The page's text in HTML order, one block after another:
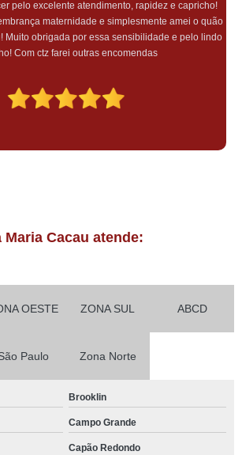
pelo excelente atendimento, rapidez e capricho!
maternidade e simplesmente amei o quão
Muito obrigada por essa sensibilidade e pelo lindo
Com ctz farei outras encomendas
Maria Cacau atende:
OESTE ZONA SUL ABCD
Paulo Zona Norte
Brooklin
Campo Grande
Capão Redondo